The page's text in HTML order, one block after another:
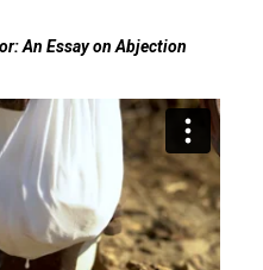
An Essay on Abjection